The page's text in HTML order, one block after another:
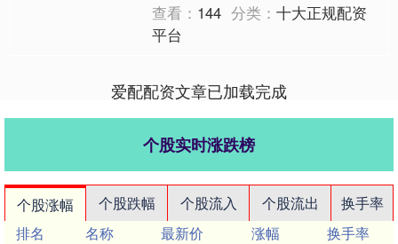
查看： 144 分类：十大正规配资
平台
爱配配资文章已加载完成
个股实时涨跌榜
个股涨幅 个股跌幅 个股流入 个股流出
换手率
排名
名称 最新价 涨幅
换手率